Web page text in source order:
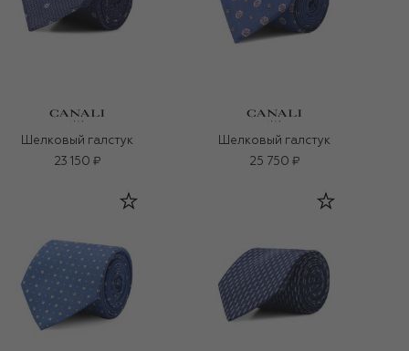
Шелковый галстук
23 150 ₽
Шелковый галстук
25 750 ₽